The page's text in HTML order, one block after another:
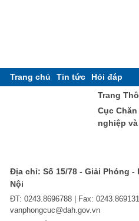
Trang chủ Tin tức
Hỏi đáp
Trang
Cục
nghiệp
Địa chỉ: Số 15/78 - Giải Phóng
Nội
ĐT: 0243.8696788 | Fax:
vanphongcuc@dah.gov.vn